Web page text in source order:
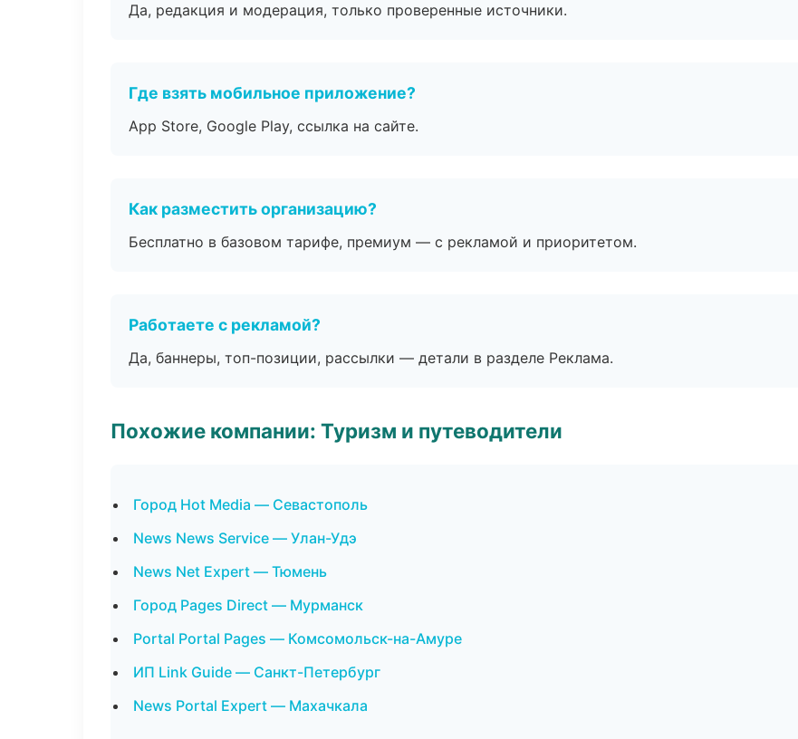
Да, редакция и модерация, только проверенные источники.
Где взять мобильное приложение?
App Store, Google Play, ссылка на сайте.
Как разместить организацию?
Бесплатно в базовом тарифе, премиум — с рекламой и приоритетом.
Работаете с рекламой?
Да, баннеры, топ-позиции, рассылки — детали в разделе Реклама.
Похожие компании: Туризм и путеводители
Город Hot Media — Севастополь
News News Service — Улан-Удэ
News Net Expert — Тюмень
Город Pages Direct — Мурманск
Portal Portal Pages — Комсомольск-на-Амуре
ИП Link Guide — Санкт-Петербург
News Portal Expert — Махачкала